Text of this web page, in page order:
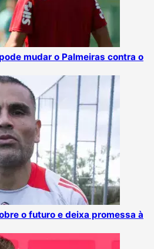
mudar o Palmeiras contra o
o futuro e deixa promessa à